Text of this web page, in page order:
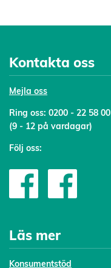
Kontakta oss
Mejla oss
Ring oss: 0200 - 22 58 00
(9 - 12 på vardagar)
Följ oss:
Läs mer
Konsumentstöd